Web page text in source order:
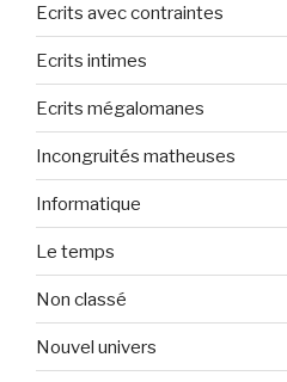
Ecrits avec contraintes
Ecrits intimes
Ecrits mégalomanes
Incongruités matheuses
Informatique
Le temps
Non classé
Nouvel univers